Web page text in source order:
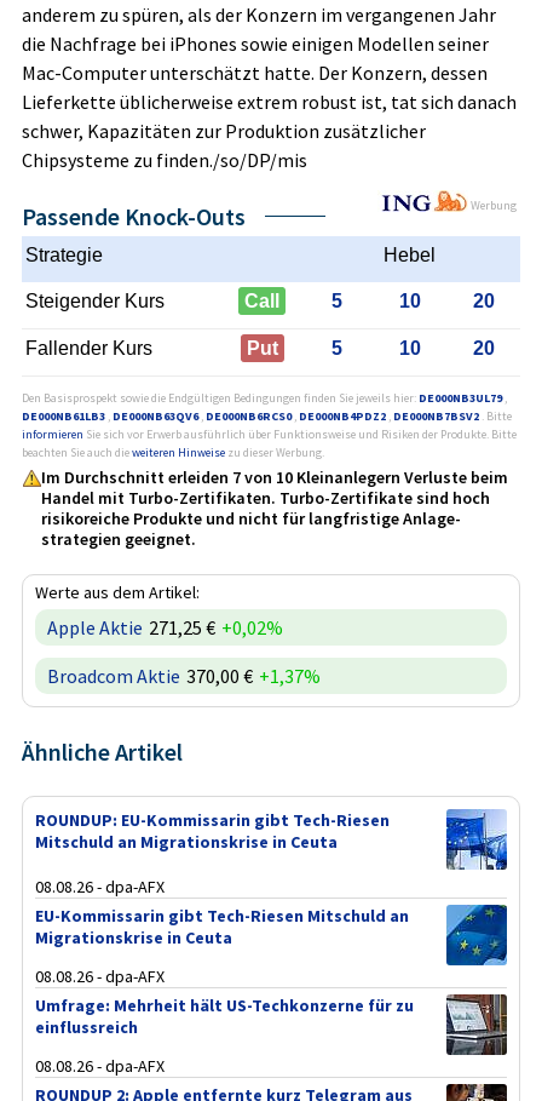
anderem zu spüren, als der Konzern im vergangenen Jahr
die Nachfrage bei iPhones sowie einigen Modellen seiner
Mac-Computer unterschätzt hatte. Der Konzern, dessen
Lieferkette üblicherweise extrem robust ist, tat sich danach
schwer, Kapazitäten zur Produktion zusätzlicher
Chipsysteme zu finden./so/DP/mis
Werbung
Passende Knock-Outs
Strategie Hebel
Steigender Kurs Call 5 10 20
Fallender Kurs Put 5 10 20
Den Basisprospekt sowie die Endgültigen Bedingungen finden Sie jeweils hier: DE000NB3UL79,
DE000NB61LB3 , DE000NB63QV6, DE000NB6RCS0, DE000NB4PDZ2 , DE000NB7BSV2 . Bitte
informieren Sie sich vor Erwerb ausführlich über Funktionsweise und Risiken der Produkte. Bitte
beachten Sie auch dieweiteren Hinweise zu dieser Werbung.
Im Durchschnitt erleiden 7 von 10 Kleinanlegern Verluste beim
Handel mit Turbo-Zertifikaten. Turbo-Zertifikate sind hoch
risikoreiche Produkte und nicht für langfristige Anlage­
strategien geeignet.
Werte aus dem Artikel:
Apple Aktie 271,25 € +0,02%
Broadcom Aktie 370,00 € +1,37%
Ähnliche Artikel
ROUNDUP: EU-Kommissarin gibt Tech-Riesen
Mitschuld an Migrationskrise in Ceuta
08.08.26 - dpa-AFX
EU-Kommissarin gibt Tech-Riesen Mitschuld an
Migrationskrise in Ceuta
08.08.26 - dpa-AFX
Umfrage: Mehrheit hält US-Techkonzerne für zu
einflussreich
08.08.26 - dpa-AFX
ROUNDUP 2: Apple entfernte kurz Telegram aus